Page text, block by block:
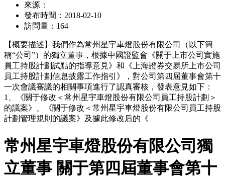
來源：
發布時間： 2018-02-10
訪問量： 164
【概要描述】 我們作為常州星宇車燈股份有限公司（以下簡
稱“公司”）的獨立董事，根據中國證監會《關于上市公司實施
員工持股計劃試點的指導意見》和《上海證券交易所上市公司
員工持股計劃信息披露工作指引》，對公司第四屆董事會第十
一次會議審議的相關事項進行了認真審核，發表意見如下：
1、《關于修改＜常州星宇車燈股份有限公司員工持股計劃＞
的議案》、《關于修改＜常州星宇車燈股份有限公司員工持股
計劃管理規則的議案》及據此修改后的《
常州星宇車燈股份有限公司獨
立董事 關于第四屆董事會第十